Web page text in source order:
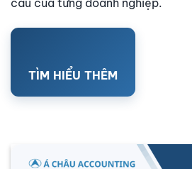
cầu của từng doanh nghiệp.
TÌM HIỂU THÊM